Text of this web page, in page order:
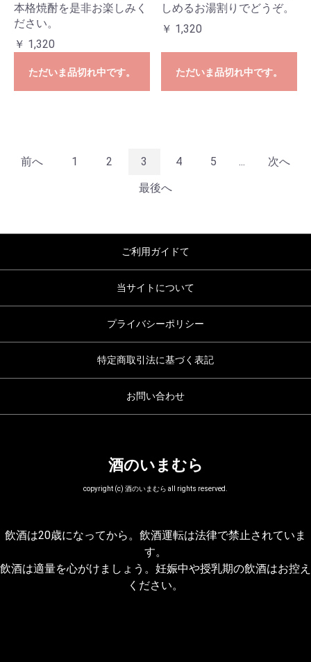
本格焼酎を是非お楽しみく
ださい。
￥ 1,320
ただいま品切れ中です。
しめるお湯割りでどうぞ。
￥ 1,320
ただいま品切れ中です。
前へ 1 2 3 4 5 ...
次へ
最後へ
ご利用ガイドて
当サイトについて
プライバシーポリシー
特定商取引法に基づく表記
お問い合わせ
酒のいまむら
copyright (c) 酒のいまむら all rights reserved.
飲酒は20歳になってから。飲酒運転は法律で禁止されていま
す。
飲酒は適量を心がけましょう。妊娠中や授乳期の飲酒はお控え
ください。